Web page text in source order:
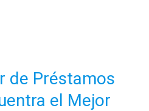
de Préstamos
el Mejor